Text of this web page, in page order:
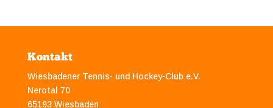
Kontakt
Wiesbadener Tennis- und Hockey-Club e.V.
Nerotal 70
65193 Wiesbaden